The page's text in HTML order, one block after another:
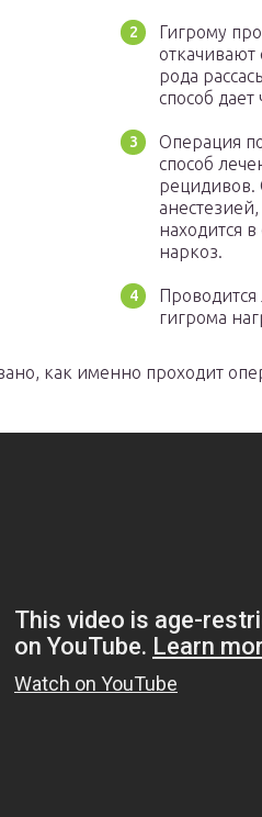
Гигрому
откачивают
рода
способ
Операция
способ
рецидивов.
находится
наркоз.
Проводится
гигрома
как именно проходит